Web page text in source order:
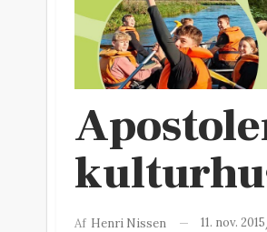
Af Henri Nissen 11. nov.